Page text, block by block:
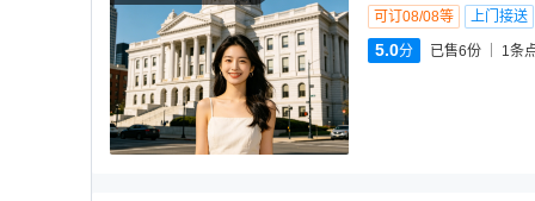
可订08/08等 上门接送
5.0分 已售6份 1条